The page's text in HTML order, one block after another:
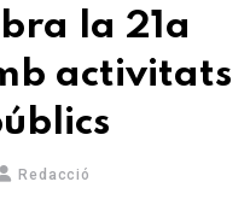
la 21a
activitats
Redacció